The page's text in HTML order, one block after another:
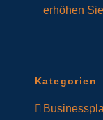
erhöhen
Kategorien